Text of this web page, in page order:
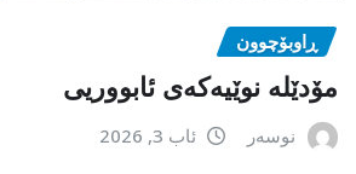
ڕاوبۆچوون
مۆدێلە نوێیەکەى ئابووریی
نوسەر ئاب 3, 2026